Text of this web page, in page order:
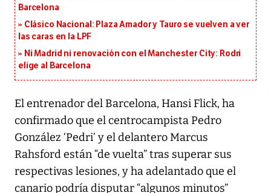
Barcelona
Clásico Nacional: Plaza Amador y Tauro se vuelven a ver
las caras en la LPF
Ni Madrid ni renovación con el Manchester City: Rodri
elige al Barcelona
El entrenador del Barcelona, Hansi Flick, ha
confirmado que el centrocampista Pedro
González ‘Pedri’ y el delantero Marcus
Rahsford están “de vuelta” tras superar sus
respectivas lesiones, y ha adelantado que el
canario podría disputar “algunos minutos”